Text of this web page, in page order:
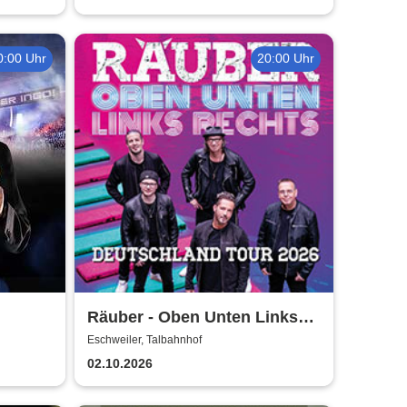
Uhr 20:00 Uhr
Räuber - Oben Unten Links
Rechts
Eschweiler, Talbahnhof
02.10.2026